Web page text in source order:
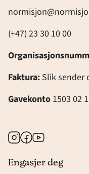
(+47) 23 30 10 00
Faktura: Slik sender
Gavekonto 1503 02
Instagram
Facebook
Youtube
Engasjer deg